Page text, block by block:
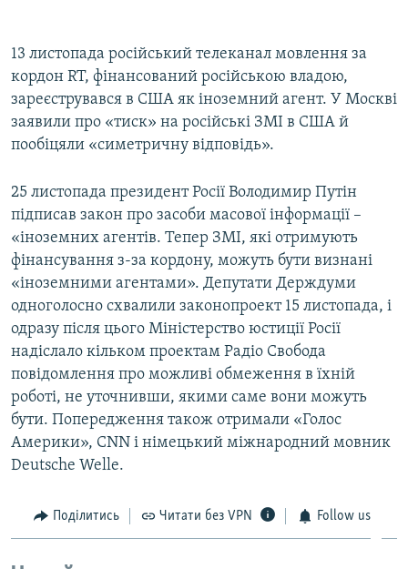
13 листопада російський телеканал мовлення за
кордон RT, фінансований російською владою,
зареєструвався в США як іноземний агент. У Москві
заявили про «тиск» на російські ЗМІ в США й
пообіцяли «симетричну відповідь».
25 листопада президент Росії Володимир Путін
підписав закон про засоби масової інформації –
«іноземних агентів. Тепер ЗМІ, які отримують
фінансування з-за кордону, можуть бути визнані
«іноземними агентами». Депутати Держдуми
одноголосно схвалили законопроект 15 листопада, і
одразу після цього Міністерство юстиції Росії
надіслало кільком проектам Радіо Свобода
повідомлення про можливі обмеження в їхній
роботі, не уточнивши, якими саме вони можуть
бути. Попередження також отримали «Голос
Америки», CNN і німецький міжнародний мовник
Deutsche Welle.
Поділитись Читати без VPN Follow us